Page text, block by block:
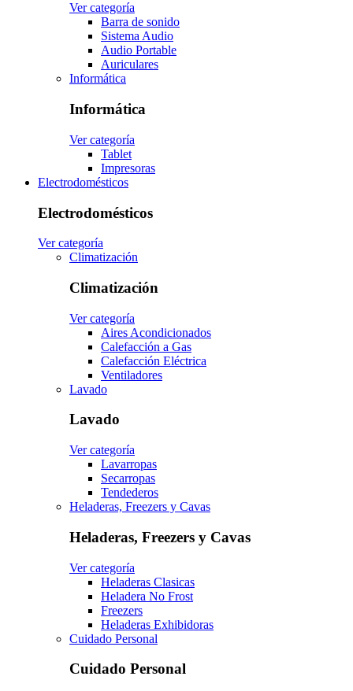
Ver categoría
Barra de sonido
Sistema Audio
Audio Portable
Auriculares
Informática
Informática
Ver categoría
Tablet
Impresoras
Electrodomésticos
Electrodomésticos
Ver categoría
Climatización
Climatización
Ver categoría
Aires Acondicionados
Calefacción a Gas
Calefacción Eléctrica
Ventiladores
Lavado
Lavado
Ver categoría
Lavarropas
Secarropas
Tendederos
Heladeras, Freezers y Cavas
Heladeras, Freezers y Cavas
Ver categoría
Heladeras Clasicas
Heladera No Frost
Freezers
Heladeras Exhibidoras
Cuidado Personal
Cuidado Personal